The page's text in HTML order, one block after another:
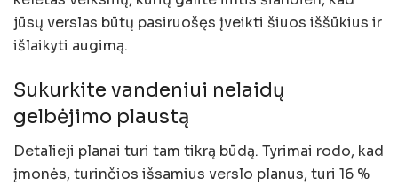
jūsų verslas būtų pasiruošęs įveikti šiuos iššūkius ir
išlaikyti augimą.
Sukurkite vandeniui nelaidų
gelbėjimo plaustą
Detalieji planai turi tam tikrą būdą. Tyrimai rodo, kad
įmonės, turinčios išsamius verslo planus, turi 16 %